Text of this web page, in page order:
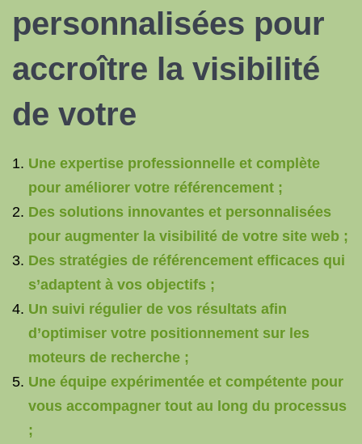
personnalisées pour
accroître la visibilité
de votre
Une expertise professionnelle et complète
pour améliorer votre référencement ;
Des solutions innovantes et personnalisées
pour augmenter la visibilité de votre site web ;
Des stratégies de référencement efficaces qui
s’adaptent à vos objectifs ;
Un suivi régulier de vos résultats afin
d’optimiser votre positionnement sur les
moteurs de recherche ;
Une équipe expérimentée et compétente pour
vous accompagner tout au long du processus
;